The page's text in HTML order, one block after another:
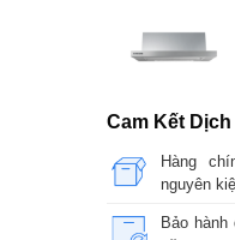
Cam Kết
Hàng
nguyên
Bảo